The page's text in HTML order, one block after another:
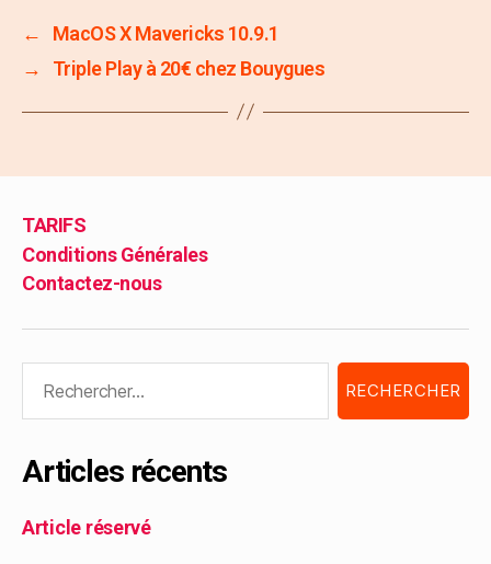
←
MacOS X Mavericks 10.9.1
→
Triple Play à 20€ chez Bouygues
TARIFS
Conditions Générales
Contactez-nous
Articles récents
Article réservé